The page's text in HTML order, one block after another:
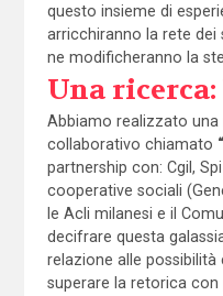
questo insieme di
arricchiranno la rete dei
ne modificheranno la
Una ricerca:
Abbiamo realizzato
collaborativo chiamato
partnership con: Cgil,
cooperative sociali
le Acli milanesi e il
decifrare questa
relazione alle possibilità
superare la retorica